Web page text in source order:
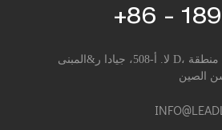
+86 -
لا. أ-508، جيادا ر&المبنى D، طريق سونغ بينغ شان. 5#، شارع شيلي، منطقة
الصين